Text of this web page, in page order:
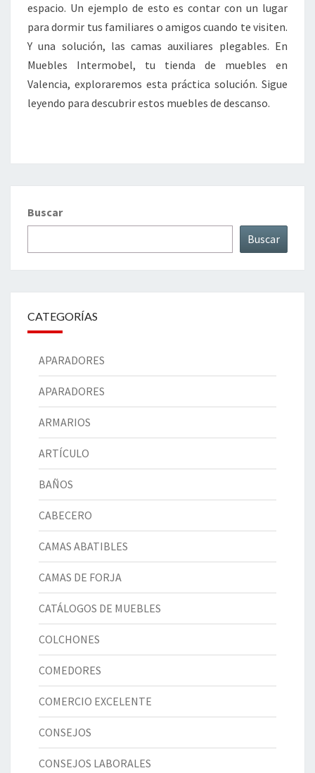
espacio. Un ejemplo de esto es contar con un lugar
para dormir tus familiares o amigos cuando te visiten.
Y una solución, las camas auxiliares plegables. En
Muebles Intermobel, tu tienda de muebles en
Valencia, exploraremos esta práctica solución. Sigue
leyendo para descubrir estos muebles de descanso.
Buscar
Buscar
CATEGORÍAS
APARADORES
APARADORES
ARMARIOS
ARTÍCULO
BAÑOS
CABECERO
CAMAS ABATIBLES
CAMAS DE FORJA
CATÁLOGOS DE MUEBLES
COLCHONES
COMEDORES
COMERCIO EXCELENTE
CONSEJOS
CONSEJOS LABORALES